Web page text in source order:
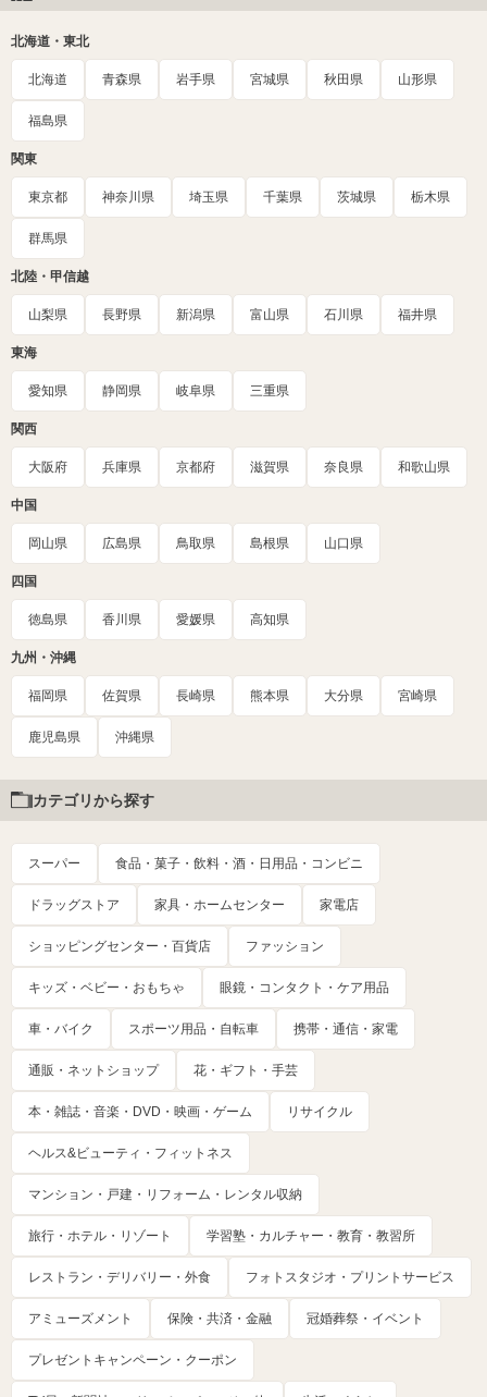
北海道・東北
北海道 青森県 岩手県 宮城県 秋田県 山形県
福島県
関東
東京都 神奈川県 埼玉県 千葉県 茨城県 栃木県
群馬県
北陸・甲信越
山梨県 長野県 新潟県 富山県 石川県 福井県
東海
愛知県 静岡県 岐阜県 三重県
関西
大阪府 兵庫県 京都府 滋賀県 奈良県 和歌山県
中国
岡山県 広島県 鳥取県 島根県 山口県
四国
徳島県 香川県 愛媛県 高知県
九州・沖縄
福岡県 佐賀県 長崎県 熊本県 大分県 宮崎県
鹿児島県 沖縄県
カテゴリから探す
スーパー 食品・菓子・飲料・酒・日用品・コンビニ
ドラッグストア 家具・ホームセンター 家電店
ショッピングセンター・百貨店 ファッション
キッズ・ベビー・おもちゃ 眼鏡・コンタクト・ケア用品
車・バイク スポーツ用品・自転車 携帯・通信・家電
通販・ネットショップ 花・ギフト・手芸
本・雑誌・音楽・DVD・映画・ゲーム リサイクル
ヘルス&ビューティ・フィットネス
マンション・戸建・リフォーム・レンタル収納
旅行・ホテル・リゾート 学習塾・カルチャー・教育・教習所
レストラン・デリバリー・外食 フォトスタジオ・プリントサービス
アミューズメント 保険・共済・金融 冠婚葬祭・イベント
プレゼントキャンペーン・クーポン